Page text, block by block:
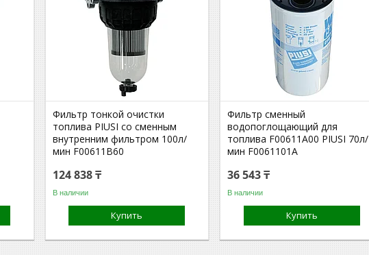
Фильтр тонкой очистки
топлива PIUSI со сменным
внутренним фильтром 100л/
мин F00611B60
124 838 ₸
В наличии
Купить
Фильтр сменный
водопоглощающий для
топлива F00611A00 PIUSI 70л/
мин F0061101A
36 543 ₸
В наличии
Купить